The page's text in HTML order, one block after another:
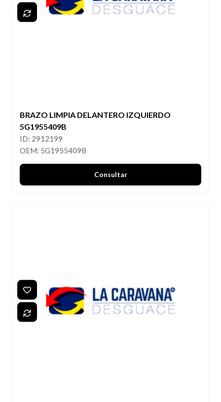
BRAZO LIMPIA DELANTERO IZQUIERDO
5G1955409B
ID: 2912199
OEM: 5G1955409B
Consultar